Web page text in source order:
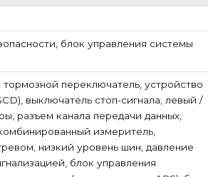
блок управления системы
переключатель, устройство
выключатель стоп-сигнала, левый /
разъем канала передачи данных,
измеритель,
низкий уровень шин, давление
блок управления